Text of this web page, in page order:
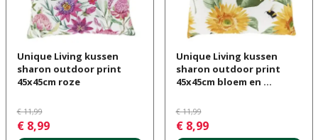
Unique Living kussen
sharon outdoor print
45x45cm roze
€ 11,99
€ 8,99
Unique Living kussen
sharon outdoor print
45x45cm bloem en …
€ 11,99
€ 8,99